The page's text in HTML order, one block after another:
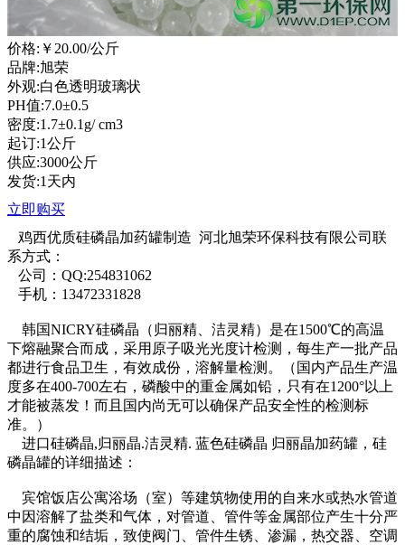
价格: ￥20.00/公斤
品牌:旭荣
外观:白色透明玻璃状
PH值:7.0±0.5
密度:1.7±0.1g/ cm3
起订:1公斤
供应:3000公斤
发货:1天内
立即购买
鸡西优质硅磷晶加药罐制造 河北旭荣环保科技有限公司联
系方式：
公司：QQ:254831062
手机：13472331828
韩国NICRY硅磷晶（归丽精、洁灵精）是在1500℃的高温
下熔融聚合而成，采用原子吸光光度计检测，每生产一批产品
都进行食品卫生，有效成份，溶解量检测。（国内产品生产温
度多在400-700左右，磷酸中的重金属如铅，只有在1200°以上
才能被蒸发！而且国内尚无可以确保产品安全性的检测标
准。）
进口硅磷晶,归丽晶.洁灵精. 蓝色硅磷晶 归丽晶加药罐，硅
磷晶罐的详细描述：
宾馆饭店公寓浴场（室）等建筑物使用的自来水或热水管道
中因溶解了盐类和气体，对管道、管件等金属部位产生十分严
重的腐蚀和结垢，致使阀门、管件生锈、渗漏，热交器、空调